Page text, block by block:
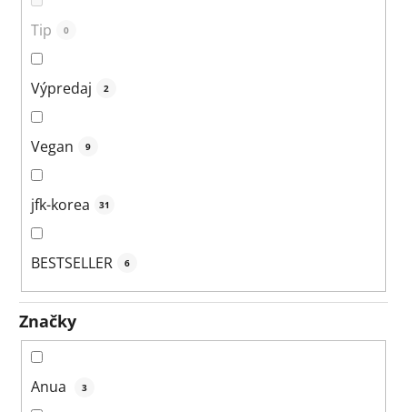
Tip 0
Výpredaj 2
Vegan 9
jfk-korea 31
BESTSELLER 6
Značky
Anua 3